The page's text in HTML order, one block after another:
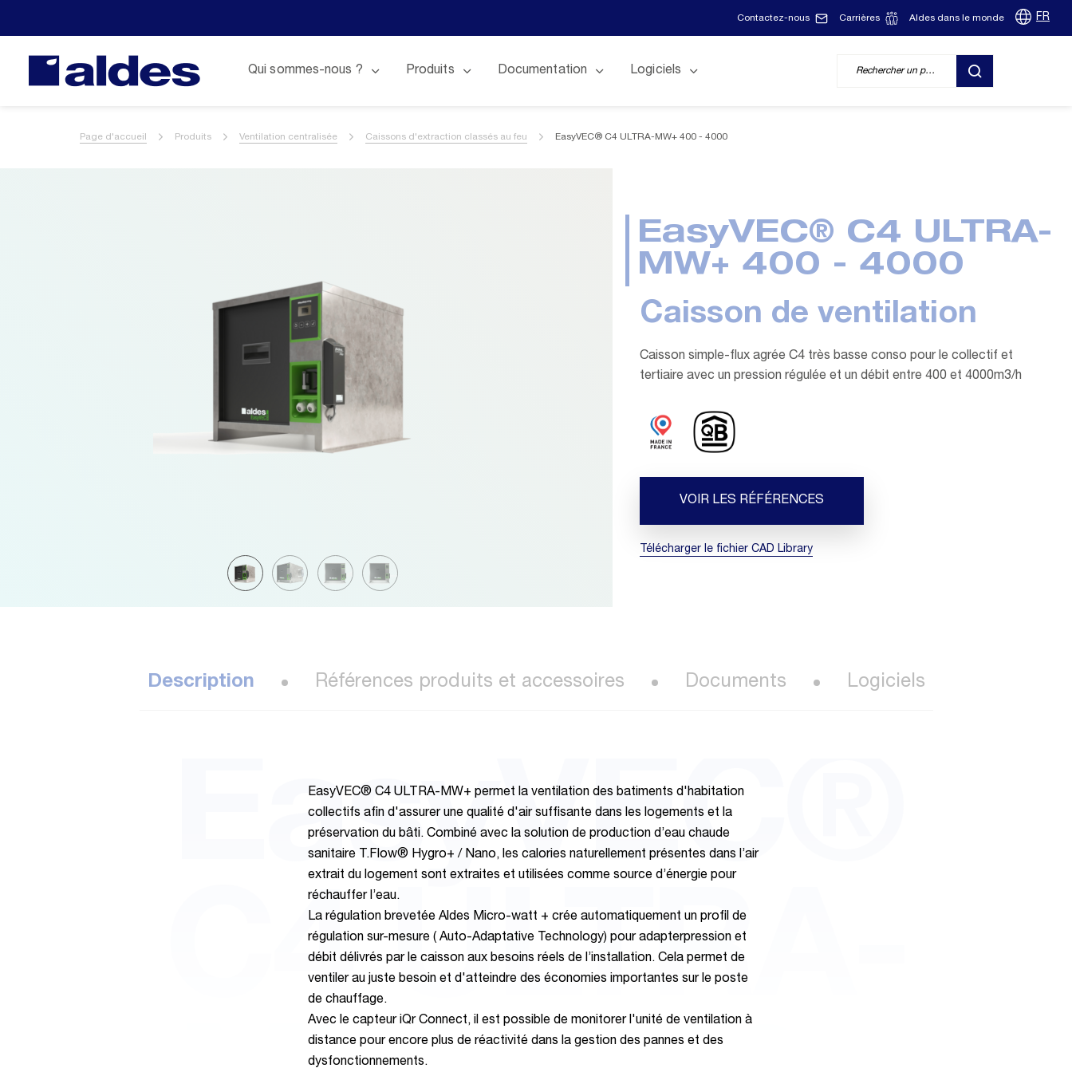
Contactez-nous Carrières Aldes dans le monde FR
Qui sommes-nous ? Produits Documentation Logiciels
RECHERCHER
Page d'accueil Produits Ventilation centralisée Caissons d'extraction classés au feu EasyVEC® C4 ULTRA-MW+ 400 - 4000
EasyVEC® C4 ULTRA-
MW+ 400 - 4000
Caisson de ventilation
Caisson simple-flux agrée C4 très basse conso pour le collectif et
tertiaire avec un pression régulée et un débit entre 400 et 4000m3/h
VOIR LES RÉFÉRENCES
Télécharger le fichier CAD Library
Description Références produits et accessoires Documents Logiciels
EasyVEC®
C4 ULTRA-
EasyVEC® C4 ULTRA-MW+ permet la ventilation des batiments d'habitation
collectifs afin d'assurer une qualité d'air suffisante dans les logements et la
préservation du bâti. Combiné avec la solution de production d’eau chaude
sanitaire T.Flow® Hygro+ / Nano, les calories naturellement présentes dans l’air
extrait du logement sont extraites et utilisées comme source d’énergie pour
réchauffer l’eau.
La régulation brevetée Aldes Micro-watt + crée automatiquement un profil de
régulation sur-mesure ( Auto-Adaptative Technology) pour adapterpression et
débit délivrés par le caisson aux besoins réels de l’installation. Cela permet de
ventiler au juste besoin et d'atteindre des économies importantes sur le poste
de chauffage.
Avec le capteur iQr Connect, il est possible de monitorer l'unité de ventilation à
distance pour encore plus de réactivité dans la gestion des pannes et des
dysfonctionnements.